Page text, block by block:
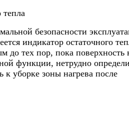
тепла
безопасности
индикатор остаточного
до тех пор, пока поверхность
функции, нетрудно
к уборке зоны нагрева после